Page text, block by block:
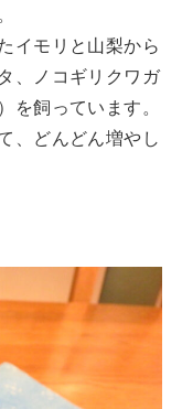
イモリと山梨から
、ノコギリクワガ
を飼っています。
、どんどん増やし